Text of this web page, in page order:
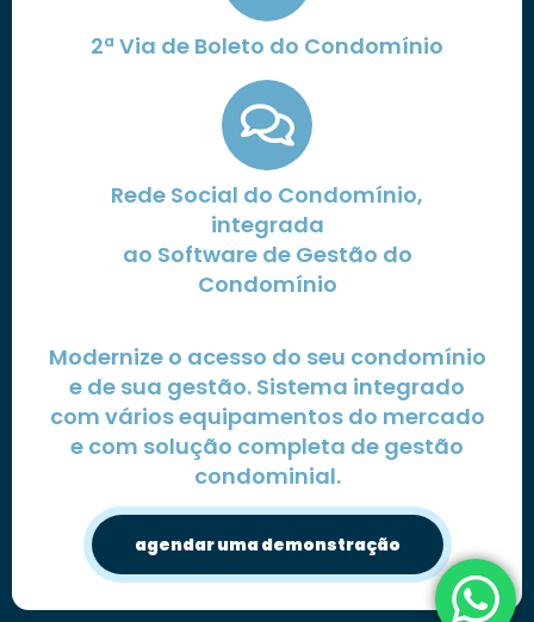
2ª Via de Boleto do Condomínio
Rede Social do Condomínio,
integrada
ao Software de Gestão do
Condomínio
Modernize o acesso do seu condomínio
e de sua gestão. Sistema integrado
com vários equipamentos do mercado
e com solução completa de gestão
condominial.
agendar uma demonstração